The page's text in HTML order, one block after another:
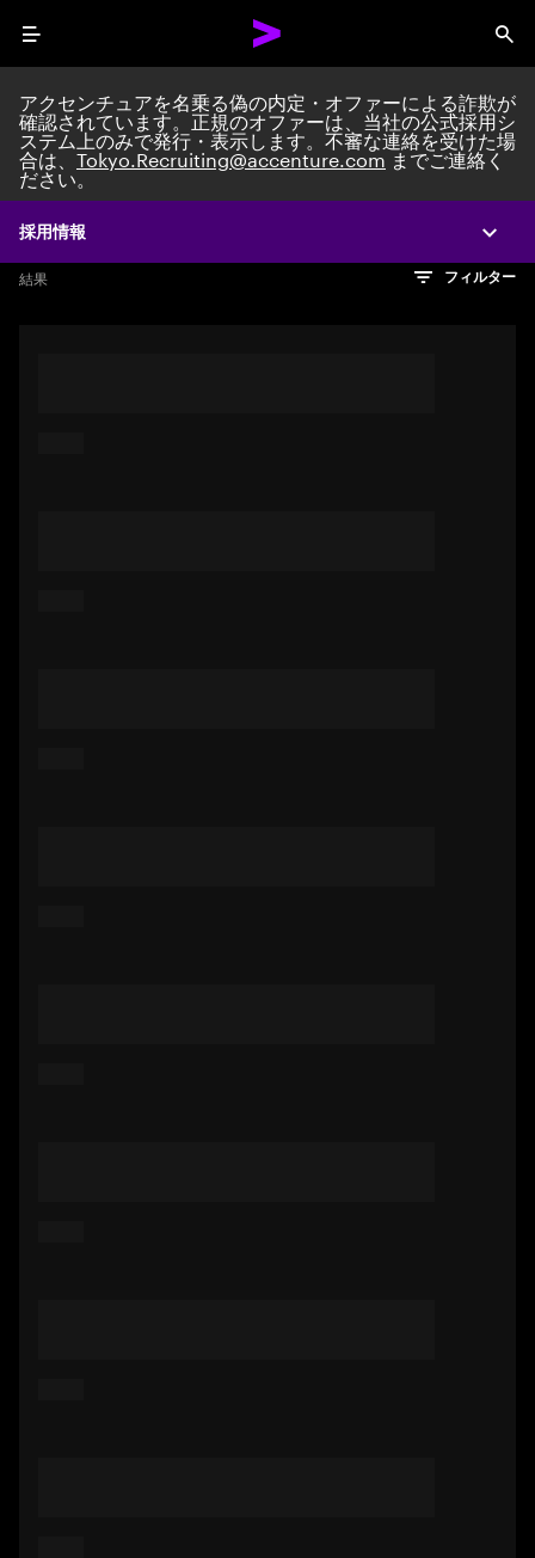
Menu
採用情報
アクセンチュアを名乗る偽の内定・オファーによる詐欺が
確認されています。正規のオファーは、当社の公式採用シ
ステム上のみで発行・表示します。不審な連絡を受けた場
合は、Tokyo.Recruiting@accenture.comまでご連絡く
ださい。
Search jobs at
検索のヒント
希望の仕事を表すフレーズや文章を使って検索してみてくださ
い。キーワードを引用符で囲むことで、完全一致検索もできま
文字数制限に達しました
検索結果を見るにはEnterキーを押してください
結果 フィルター